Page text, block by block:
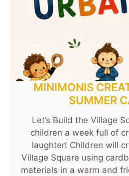
MINIMONIS
SUMMER
Let’s Build the Village
children a week full of
laughter! Children will
Village Square using
materials in a warm and